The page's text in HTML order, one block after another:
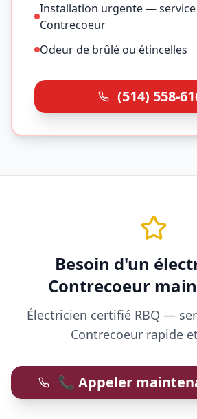
Installation urgente —
Contrecoeur
Odeur de brûlé ou étincelles
(514) 558-
Besoin d'un
Contrecoeur
Électricien certifié RBQ —
Contrecoeur rapide
📞 Appeler